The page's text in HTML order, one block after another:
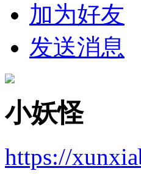
加为好友
发送消息
小妖怪
https://